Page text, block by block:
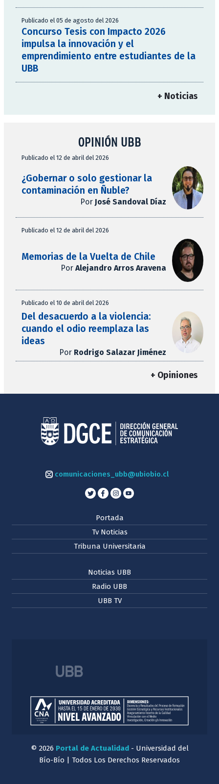
Publicado el 05 de agosto del 2026
Concurso Tesis con Impacto 2026
impulsa la innovación y el
emprendimiento entre estudiantes de la
UBB
+ Noticias
OPINIÓN UBB
Publicado el 12 de abril del 2026
¿Gobernar o solo gestionar la
contaminación en Ñuble?
Por José Sandoval Díaz
Publicado el 12 de abril del 2026
Memorias de la Vuelta de Chile
Por Alejandro Arros Aravena
Publicado el 10 de abril del 2026
Del desacuerdo a la violencia:
cuando el odio reemplaza las
ideas
Por Rodrigo Salazar Jiménez
+ Opiniones
comunicaciones_ubb@ubiobio.cl
Portada
Tv Noticias
Tribuna Universitaria
Noticias UBB
Radio UBB
UBB TV
© 2026 Portal de Actualidad- Universidad del
Bío-Bío | Todos Los Derechos Reservados